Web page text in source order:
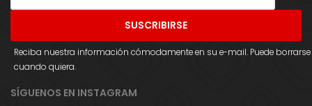
Reciba nuestra información cómodamente en su e-mail. Puede borrarse
cuando quiera.
SÍGUENOS EN INSTAGRAM